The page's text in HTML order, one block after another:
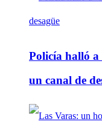
Policía halló
un canal de